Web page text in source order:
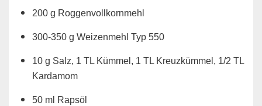
200 g Roggenvollkornmehl
300-350 g Weizenmehl Typ 550
10 g Salz, 1 TL Kümmel, 1 TL Kreuzkümmel, 1/2 TL
Kardamom
50 ml Rapsöl